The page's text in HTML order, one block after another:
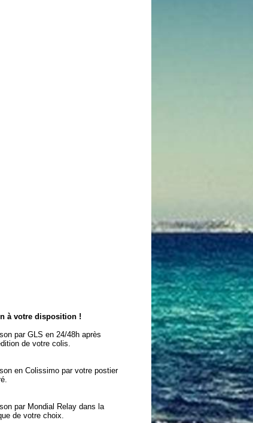
à votre disposition !
par GLS en 24/48h après
de votre colis.
en Colissimo par votre postier
par Mondial Relay dans la
de votre choix.